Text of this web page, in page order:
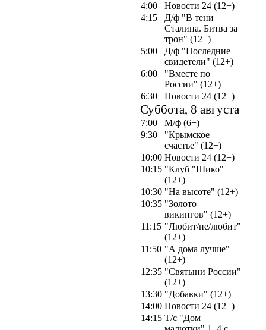
4:00
Новости 24 (12+)
4:15
Д/ф "В тени
Сталина. Битва за
трон" (12+)
5:00
Д/ф "Последние
свидетели" (12+)
6:00
"Вместе по
России" (12+)
6:30
Новости 24 (12+)
Суббота, 8 августа
7:00
М/ф (6+)
9:30
"Крымское
счастье" (12+)
10:00 Новости 24 (12+)
10:15 "Клуб "Шико"
(12+)
10:30 "На высоте" (12+)
10:35 "Золото
викингов" (12+)
11:15 "Любит/не/любит"
(12+)
11:50 "А дома лучше"
(12+)
12:35 "Святыни России"
(12+)
13:30 "Добавки" (12+)
14:00 Новости 24 (12+)
14:15 Т/с "Дом